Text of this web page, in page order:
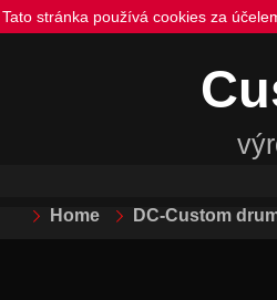
Tato stránka používá cookies za
Home DC-Custom